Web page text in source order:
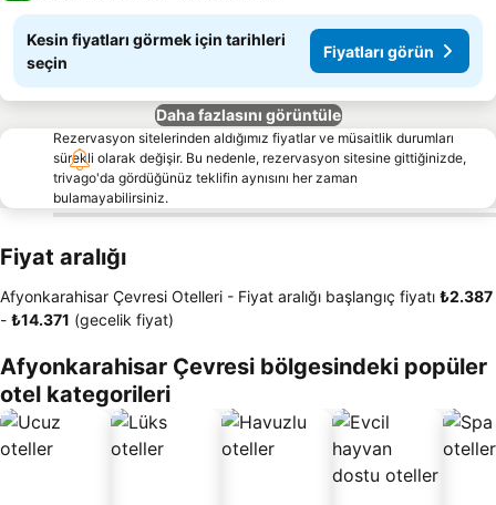
Kesin fiyatları görmek için tarihleri
seçin
Fiyatları görün
Daha fazlasını görüntüle
Rezervasyon sitelerinden aldığımız fiyatlar ve müsaitlik durumları
sürekli olarak değişir. Bu nedenle, rezervasyon sitesine gittiğinizde,
trivago'da gördüğünüz teklifin aynısını her zaman
bulamayabilirsiniz.
Fiyat aralığı
Afyonkarahisar Çevresi Otelleri - Fiyat aralığı başlangıç fiyatı ‎₺2.387
- ‎₺14.371 (gecelik fiyat)
Afyonkarahisar Çevresi bölgesindeki popüler
otel kategorileri